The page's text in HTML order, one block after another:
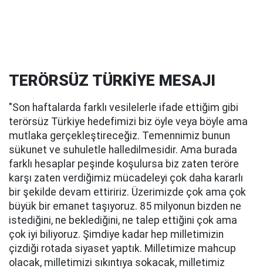
TERÖRSÜZ TÜRKİYE MESAJI
"Son haftalarda farklı vesilelerle ifade ettiğim gibi
terörsüz Türkiye hedefimizi biz öyle veya böyle ama
mutlaka gerçekleştireceğiz. Temennimiz bunun
sükunet ve suhuletle halledilmesidir. Ama burada
farklı hesaplar peşinde koşulursa biz zaten teröre
karşı zaten verdiğimiz mücadeleyi çok daha kararlı
bir şekilde devam ettiririz. Üzerimizde çok ama çok
büyük bir emanet taşıyoruz. 85 milyonun bizden ne
istediğini, ne beklediğini, ne talep ettiğini çok ama
çok iyi biliyoruz. Şimdiye kadar hep milletimizin
çizdiği rotada siyaset yaptık. Milletimize mahcup
olacak, milletimizi sıkıntıya sokacak, milletimiz